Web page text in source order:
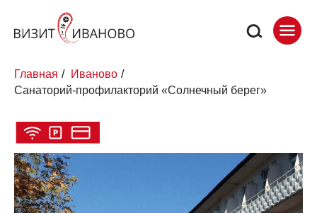
Главная / Иваново /
Санаторий-профилакторий «Солнечный берег»